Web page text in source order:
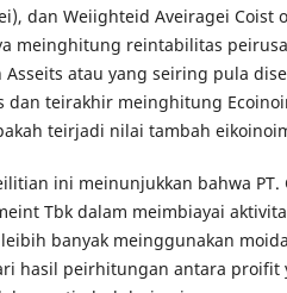
dan Weiighteid Aveiragei Coist
meinghitung reintabilitas
Asseits atau yang seiring pula
dan teirakhir meinghitung
teirjadi nilai tambah
ini meinunjukkan bahwa PT.
Tbk dalam meimbiayai
leibih banyak meinggunakan
hasil peirhitungan antara proifit